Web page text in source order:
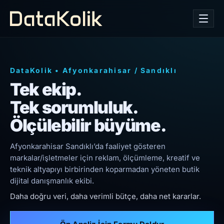
DataKolik • Afyonkarahisar /Sandıklı
Tek ekip.
Tek sorumluluk.
Ölçülebilir büyüme.
Afyonkarahisar Sandıklı’da faaliyet gösteren
markalar/işletmeler için reklam, ölçümleme, kreatif ve
teknik altyapıyı birbirinden koparmadan yöneten butik
dijital danışmanlık ekibi.
Daha doğru veri, daha verimli bütçe, daha net kararlar.